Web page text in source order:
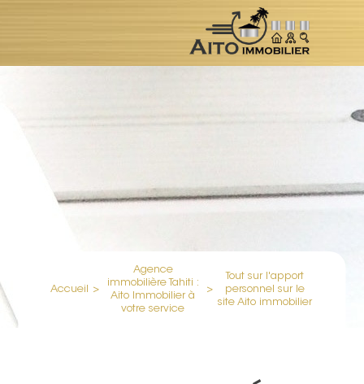
Accueil >
Agence
immobilière Tahiti :
Aito Immobilier à
votre service
>
Tout sur l'apport
personnel sur le
site Aito immobilier